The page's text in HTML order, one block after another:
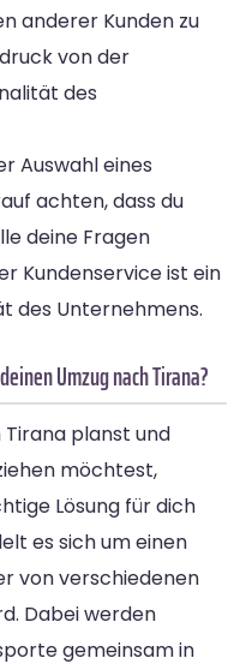
anderer Kunden zu
von der
des
Auswahl eines
achten, dass du
deine Fragen
Kundenservice ist ein
des Unternehmens.
Umzug nach Tirana?
Tirana planst und
möchtest,
Lösung für dich
es sich um einen
von verschiedenen
Dabei werden
gemeinsam in